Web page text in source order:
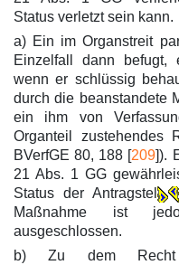
Status verletzt sein kann.
a) Ein im Organstreit
Einzelfall dann befugt,
wenn er schlüssig
durch die beanstandete
ein ihm von
Organteil zustehendes
BVerfGE 80, 188 [209]).
21 Abs. 1 GG
Status der Antragstel
Maßnahme ist
ausgeschlossen.
b) Zu dem Recht